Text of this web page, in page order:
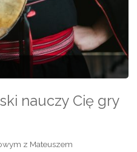
nauczy Cię gry
z Mateuszem